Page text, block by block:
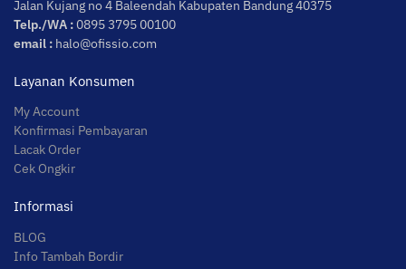
Jalan Kujang no 4 Baleendah Kabupaten Bandung 40375
Telp./WA :0895 3795 00100
email : halo@ofissio.com
Layanan Konsumen
My Account
Konfirmasi Pembayaran
Lacak Order
Cek Ongkir
Informasi
BLOG
Info Tambah Bordir